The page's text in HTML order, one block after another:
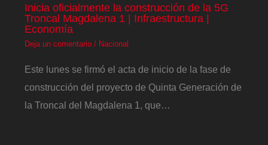
Inicia oficialmente la construcción de la 5G
Troncal Magdalena 1 | Infraestructura |
Economía
Deja un comentario / Nacional
Este lunes se firmó el acta de inicio de la fase de
construcción del proyecto de Quinta Generación de
la Troncal del Magdalena 1, que…